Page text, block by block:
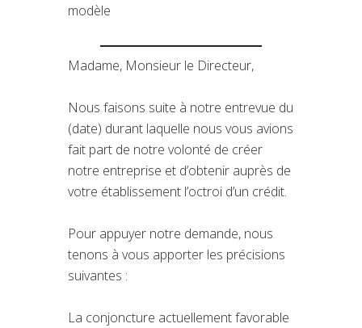
modèle
Madame, Monsieur le Directeur,
Nous faisons suite à notre entrevue du
(date) durant laquelle nous vous avions
fait part de notre volonté de créer
notre entreprise et d’obtenir auprès de
votre établissement l’octroi d’un crédit.
Pour appuyer notre demande, nous
tenons à vous apporter les précisions
suivantes :
La conjoncture actuellement favorable